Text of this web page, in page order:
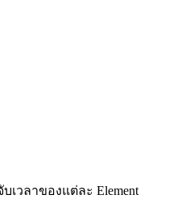
เวลาของแต่ละ Element